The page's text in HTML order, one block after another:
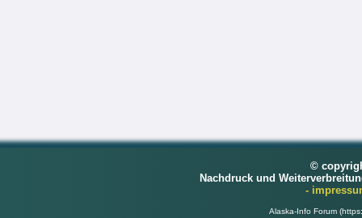
©
Nachdruck und
-
Alaska-Info Forum